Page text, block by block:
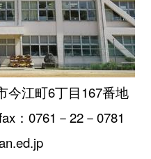
江町6丁目167番地
0761－22－0781